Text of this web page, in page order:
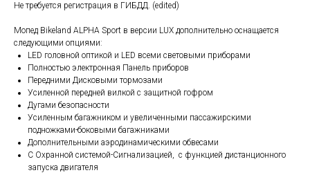
Не требуется регистрация в ГИБДД. (edited)
Мопед Bikeland ALPHA Sport в версии LUX дополнительно оснащается
следующими опциями:
LED головной оптикой и LED всеми световыми приборами
Полностью электронная Панель приборов
Передними Дисковыми тормозами
Усиленной передней вилкой с защитной гофром
Дугами безопасности
Усиленным багажником и увеличенными пассажирскими
подножками-боковыми багажниками
Дополнительными аэродинамическими обвесами
С Охранной системой-Сигнализацией, с функцией дистанционного
запуска двигателя